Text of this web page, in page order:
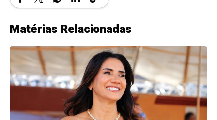
Matérias Relacionadas